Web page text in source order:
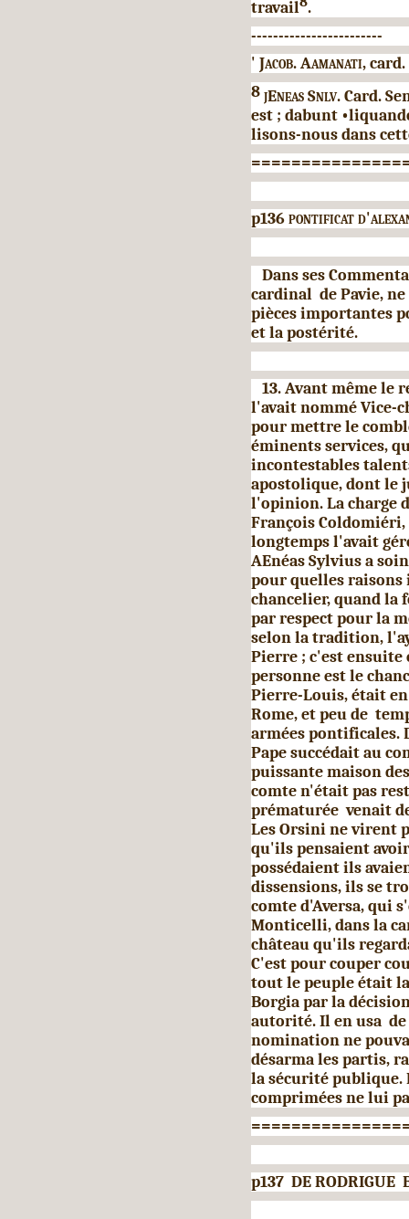
travail .
------------------------
' Jacob. Aamanati,
8jEneas Snlv.Card.
est ; dabunt
lisons-nous dans
p136pontificat
Dans ses
cardinal de Pavie,
pièces importantes
et la postérité.
13. Avant même le
l'avait nommé Vice-
pour mettre le
éminents services,
incontestables
apostolique, dont le
l'opinion. La charge
François Coldomiéri,
longtemps l'avait
AEnéas Sylvius a
pour quelles raisons
chancelier, quand la
par respect pour la
selon la tradition,
Pierre ; c'est ensuite
personne est le
Pierre-Louis, était
Rome, et peu de
armées pontificales.
Pape succédait au
puissante maison
comte n'était pas
prématurée venait
Les Orsini ne virent
qu'ils pensaient
possédaient ils
dissen­sions, ils se
comte d'Aversa, qui
Monticelli, dans la
château qu'ils
C'est pour couper
tout le peuple était
Borgia par la
autorité. Il en usa
nomination ne
désarma les partis,
la sécurité publique.
comprimées ne lui
p137 DE RODRIGUE